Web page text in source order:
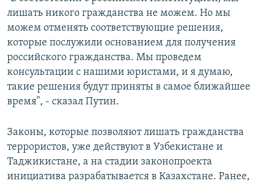
лишать никого гражданства не можем. Но мы
можем отменять соответствующие решения,
которые послужили основанием для получения
российского гражданства. Мы проведем
консультации с нашими юристами, и я думаю,
такие решения будут приняты в самое ближайшее
время", - сказал Путин.
Законы, которые позволяют лишать гражданства
террористов, уже действуют в Узбекистане и
Таджикистане, а на стадии законопроекта
инициатива разрабатывается в Казахстане. Ранее,